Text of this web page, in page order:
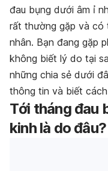
đau bụng dưới âm ỉ
rất thường gặp và có
nhân. Bạn đang gặp
không biết lý do tại
những chia sẻ dưới
thông tin và biết
Tới tháng đau
kinh là do đâu?